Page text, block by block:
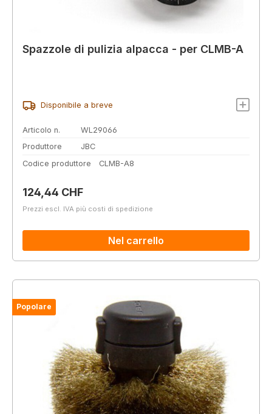
Spazzole di pulizia alpacca - per CLMB-A
Disponibile a breve
Articolo n.
WL29066
Produttore
JBC
Codice produttore
CLMB-A8
Prezzo normale:
124,44 CHF
Prezzi escl. IVA più costi di spedizione
Nel carrello
Popolare